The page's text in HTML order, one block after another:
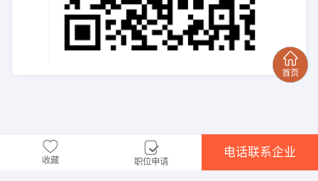
收藏 职位申请
电话联系企业